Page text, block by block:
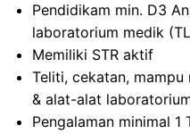
Pendidikam min. D3
laboratorium medik
Memiliki STR aktif
Teliti, cekatan,
& alat-alat
Pengalaman minimal 1